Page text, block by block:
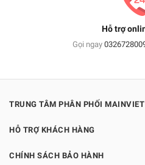
Hỗ trợ
Gọi ngay
TRUNG TÂM PHÂN PHỐI MAINVIET
HỖ TRỢ KHÁCH HÀNG
CHÍNH SÁCH BẢO HÀNH